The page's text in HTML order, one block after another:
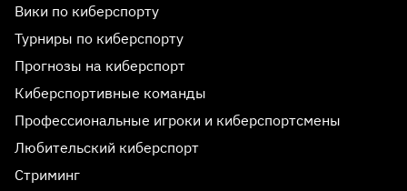
Вики по киберспорту
Турниры по киберспорту
Прогнозы на киберспорт
Киберспортивные команды
Профессиональные игроки и киберспортсмены
Любительский киберспорт
Стриминг